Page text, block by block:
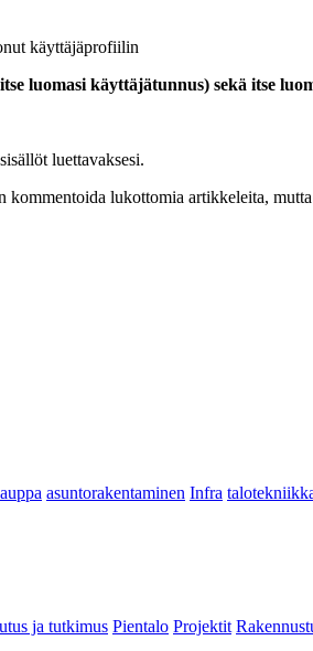
käyttäjäprofiilin
luomasi käyttäjätunnus) sekä itse
luettavaksesi.
lukottomia artikkeleita,
asuntorakentaminen Infra
ja tutkimus Pientalo Projektit